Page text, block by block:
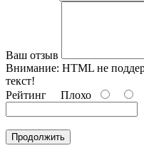
Ваш отзыв
Внимание: HTML не
текст!
Рейтинг Плохо
Продолжить